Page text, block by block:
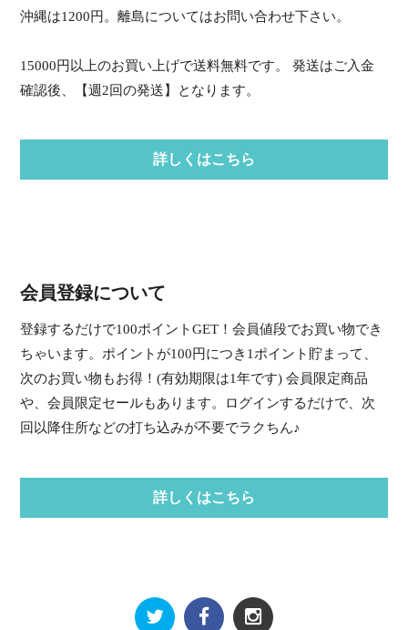
沖縄は1200円。離島についてはお問い合わせ下さい。
15000円以上のお買い上げで送料無料です。 発送はご入金
確認後、【週2回の発送】となります。
詳しくはこちら
会員登録について
登録するだけで100ポイントGET！会員値段でお買い物でき
ちゃいます。ポイントが100円につき1ポイント貯まって、
次のお買い物もお得！(有効期限は1年です) 会員限定商品
や、会員限定セールもあります。ログインするだけで、次
回以降住所などの打ち込みが不要でラクちん♪
詳しくはこちら